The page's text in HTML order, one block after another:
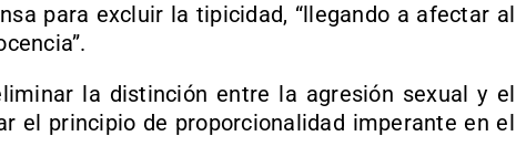
para excluir la tipicidad, “llegando a afectar al
la distinción entre la agresión sexual y el
el principio de proporcionalidad imperante en el